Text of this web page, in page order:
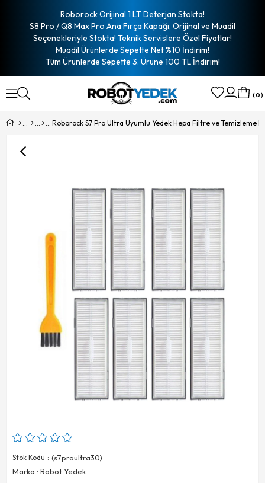
Roborock Orijinal 1 LT Deterjan Stokta!
S8 Pro / Q8 Max Pro Ana Fırça Kapağı, Orijinal ve Muadil
Seçenekleriyle Stokta! Teknik Servislere Özel Fiyatlar!
Muadil Ürünlerde Sepette Net %10 İndirim!
Tüm Ürünlerde Sepette 3. Ürüne 100 TL İndirim!
0
Stok Kodu
(s7proultra30)
Marka : Robot Yedek